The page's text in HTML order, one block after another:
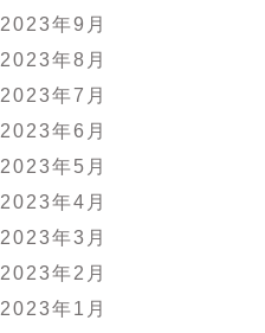
2023年9月
2023年8月
2023年7月
2023年6月
2023年5月
2023年4月
2023年3月
2023年2月
2023年1月